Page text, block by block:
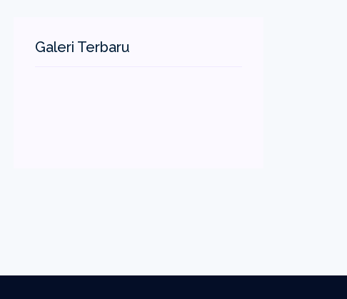
Galeri Terbaru